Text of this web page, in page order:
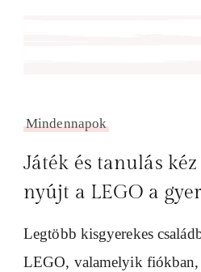
Mindennapok
Játék és tanulás
nyújt a LEGO a
Legtöbb kisgyerekes
LEGO, valamelyik fiókban,